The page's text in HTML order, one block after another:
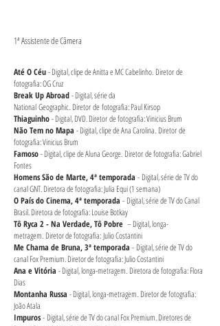
1ª Assistente de Câmera
Até O Céu- Digital, clipe de Anitta e MC Cabelinho. Diretor de
fotografia: OG Cruz
Break Up Abroad- Digital, série da
National Geographic. Diretor de fotografia: Paul Kirsop
Thiaguinho- Digital, DVD. Diretor de fotografia: Vinicius Brum
Não Tem no Mapa - Digital, clipe de Ana Carolina. Diretor de
fotografia: Vinicius Brum
Famoso- Digital, clipe de Aluna George. Diretor de fotografia: Gabriel
Fontes
Homens São de Marte, 4ª temporada - Digital, série de TV do
canal GNT. Diretora de fotografia: Julia Equi (1 semana)
O País do Cinema, 4ª temporada - Digital, série de TV do Canal
Brasil. Diretora de fotografia: Louise Botkay
Tô Ryca 2 - Na Verdade, Tô Pobre – Digital, longa-
metragem. Diretor de fotografia: Julio Costantini
Me Chama de Bruna, 3ª temporada - Digital, série de TV do
canal Fox Premium. Diretor de fotografia: Julio Costantini
Ana e Vitória - Digital, longa-metragem. Diretora de fotografia: Flora
Dias
Montanha Russa - Digital, longa-metragem. Diretor de fotografia:
João Atala
Impuros- Digital, série de TV do canal Fox Premium. Diretores de